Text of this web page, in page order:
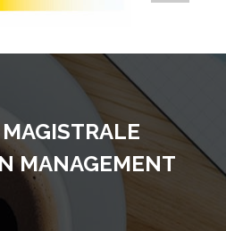
MANAGEMENT